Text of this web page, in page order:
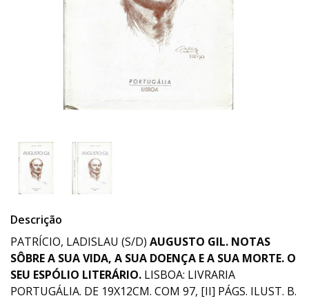
Descrição
PATRÍCIO, LADISLAU (S/D) AUGUSTO GIL. NOTAS
SÔBRE A SUA VIDA, A SUA DOENÇA E A SUA MORTE. O
SEU ESPÓLIO LITERÁRIO. LISBOA: LIVRARIA
PORTUGÁLIA. DE 19X12CM. COM 97, [II] PÁGS. ILUST. B.